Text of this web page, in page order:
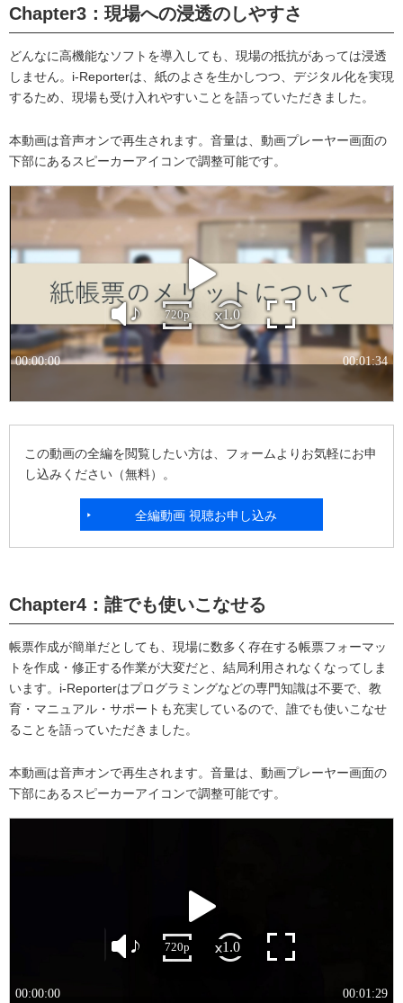
Chapter3：現場への浸透のしやすさ
どんなに高機能なソフトを導入しても、現場の抵抗があっては浸透
しません。i-Reporterは、紙のよさを生かしつつ、デジタル化を実現
するため、現場も受け入れやすいことを語っていただきました。
本動画は音声オンで再生されます。音量は、動画プレーヤー画面の
下部にあるスピーカーアイコンで調整可能です。
この動画の全編を閲覧したい方は、フォームよりお気軽にお申
し込みください（無料）。
全編動画 視聴お申し込み
Chapter4：誰でも使いこなせる
帳票作成が簡単だとしても、現場に数多く存在する帳票フォーマッ
トを作成・修正する作業が大変だと、結局利用されなくなってしま
います。i-Reporterはプログラミングなどの専門知識は不要で、教
育・マニュアル・サポートも充実しているので、誰でも使いこなせ
ることを語っていただきました。
本動画は音声オンで再生されます。音量は、動画プレーヤー画面の
下部にあるスピーカーアイコンで調整可能です。